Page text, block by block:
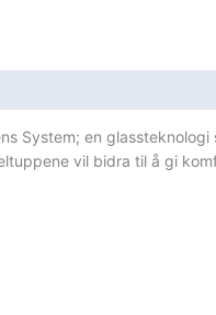
System; en
vil bidra til å gi